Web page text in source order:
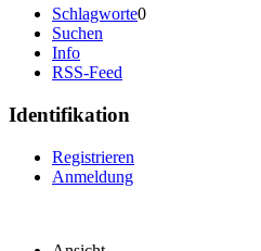
Schlagworte0
Suchen
Info
RSS-Feed
Identifikation
Registrieren
Anmeldung